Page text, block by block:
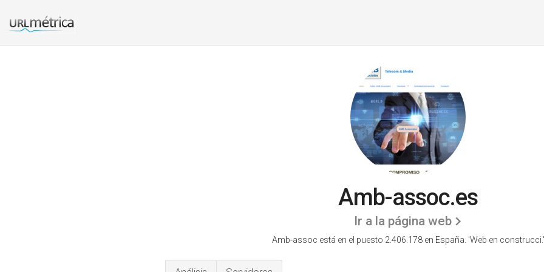
Amb-assoc.es
Ir a la página web
Amb-assoc está en el puesto 2.406.178 en España. 'Web en construcci.'